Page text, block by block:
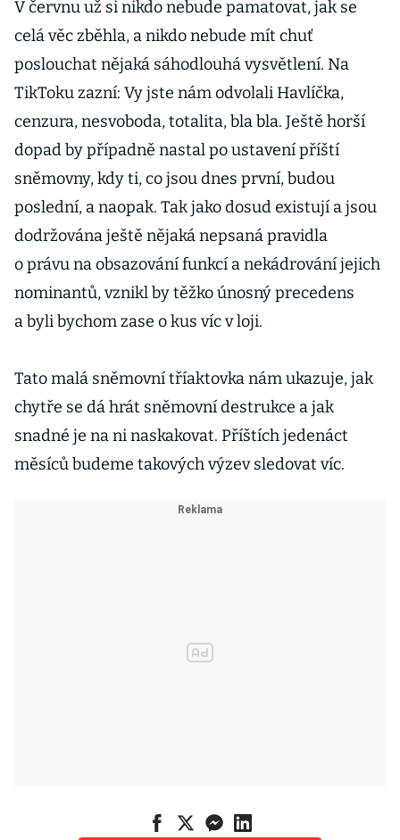
V červnu už si nikdo nebude pamatovat, jak se
celá věc zběhla, a nikdo nebude mít chuť
poslouchat nějaká sáhodlouhá vysvětlení. Na
TikToku zazní: Vy jste nám odvolali Havlíčka,
cenzura, nesvoboda, totalita, bla bla. Ještě horší
dopad by případně nastal po ustavení příští
sněmovny, kdy ti, co jsou dnes první, budou
poslední, a naopak. Tak jako dosud existují a jsou
dodržována ještě nějaká nepsaná pravidla
o právu na obsazování funkcí a nekádrování jejich
nominantů, vznikl by těžko únosný precedens
a byli bychom zase o kus víc v loji.
Tato malá sněmovní tříaktovka nám ukazuje, jak
chytře se dá hrát sněmovní destrukce a jak
snadné je na ni naskakovat. Příštích jedenáct
měsíců budeme takových výzev sledovat víc.